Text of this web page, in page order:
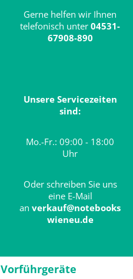
Gerne helfen wir Ihnen
telefonisch unter 04531-
67908-890
Unsere Servicezeiten
sind:
Mo.-Fr.: 09:00 - 18:00
Uhr
Oder schreiben Sie uns
eine E-Mail
an verkauf@notebooks
wieneu.de
Vorführgeräte